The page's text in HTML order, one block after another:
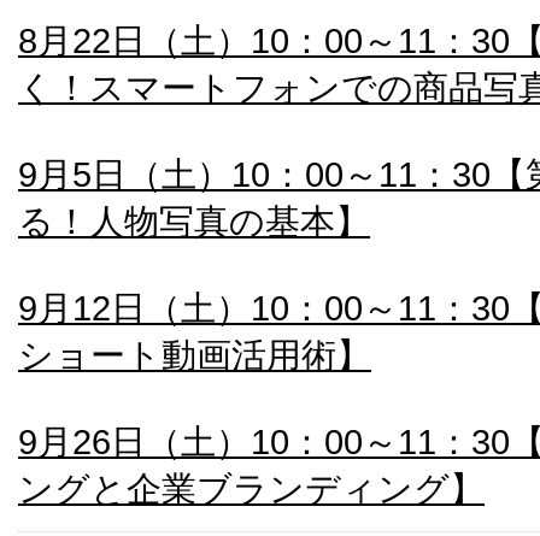
8月22日（土）10：00～11：30
く！スマートフォンでの商品写
9月5日（土）10：00～11：30
る！人物写真の基本】
9月12日（土）10：00～11：30
ショート動画活用術】
9月26日（土）10：00～11：30
ングと企業ブランディング】